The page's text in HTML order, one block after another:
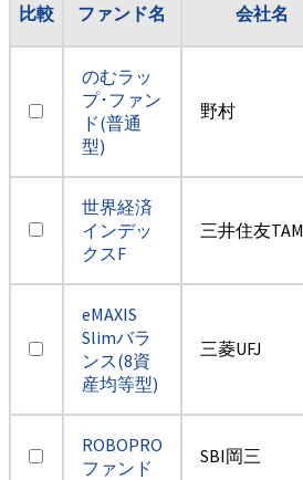
比較 ファンド名 会社名
のむラッ
プ･ファン
ド(普通
型)
野村
世界経済
インデッ
クスF
三井住友TAM
eMAXIS
Slimバラ
ンス(8資
産均等型)
三菱UFJ
ROBOPRO
ファンド
SBI岡三